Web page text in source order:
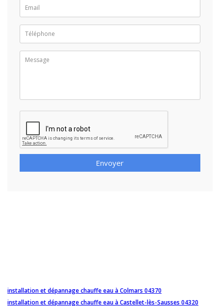
Envoyer
installation et dépannage chauffe eau à Colmars 04370
installation et dépannage chauffe eau à Castellet-lès-Sausses 04320